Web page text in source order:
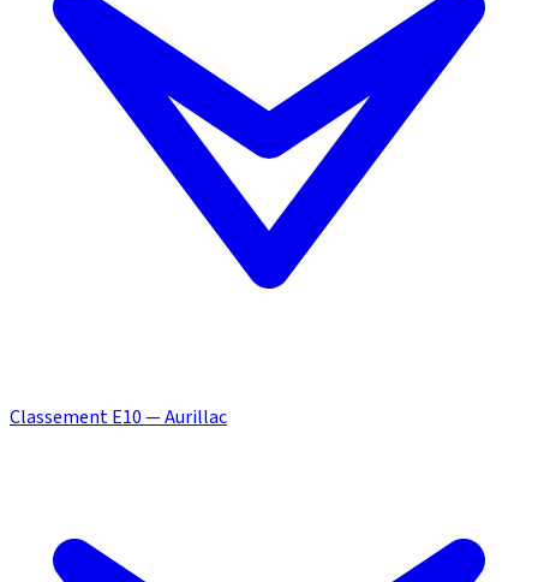
Classement E10 — Aurillac